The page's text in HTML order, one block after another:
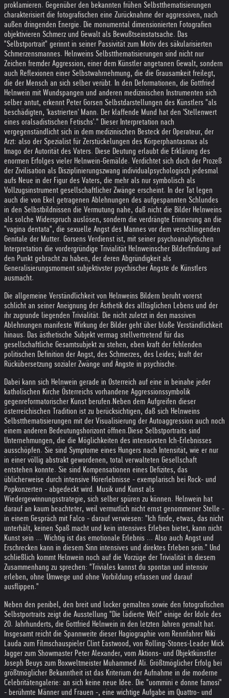
proklamieren. Gegenüber den bekannten frühen Selbstthematisierungen
charakterisiert die fotografischen eine Zurücknahme der aggressiven, nach
außen dringenden Energie. Die monumental dimensionierten Fotografien
objektivieren Schmerz und Gewalt als Bewußtseinstatsache. Das
"Selbstportrait" gerinnt in seiner Passivität zum Motiv des säkularisierten
Schmerzensmannes. Helnweins Selbstthematisierungen sind nicht nur
Zeichen fremder Aggression, einer dem Künstler angetanen Gewalt, sondern
auch Reflexionen einer Selbstwahrnehmung, die die Grausamkeit freilegt,
die der Mensch an sich selber verübt. In den Deformationen, die Gottfried
Helnwein mit Wundspangen und anderen medizinischen Instrumenten sich
selber antut, erkennt Peter Gorsen Selbstdarstellungen des Künstlers "als
beschädigten, 'kastrierten' Mann. Der klaffende Mund hat den 'Stellenwert
eines oralsadistischen Fetischs'." Dieser Interpretation nach
vergegenständlicht sich in dem medizinischen Besteck der Operateur, der
Arzt: also der Spezialist für Zerstückelungen des Körperphantasmas als
Imago der Autorität des Vaters. Diese Deutung erlaubt die Erklärung des
enormen Erfolges vieler Helnwein-Gemälde. Verdichtet sich doch der Prozeß
der Zivilisation als Disziplinierungszwang individualpsychologisch jedesmal
aufs Neue in der Figur des Vaters, die mehr als nur symbolisch als
Vollzugsinstrument gesellschaftlicher Zwänge erscheint. In der Tat legen
auch die von Ekel getragenen Ablehnungen des aufgespannten Schlundes
in den Selbstbildnissen die Vermutung nahe, daß nicht die Bilder Helnweins
als solche Widerspruch auslösen, sondern die verdrängte Erinnerung an die
"vagina dentata", die sexuelle Angst des Mannes vor dem verschlingenden
Genitale der Mutter. Gorsens Verdienst ist, mit seiner psychoanalytischen
Interpretation die vordergründige Trivialität Helnweinscher Bilderfindung auf
den Punkt gebracht zu haben, der deren Abgründigkeit als
Generalisierungsmoment subjektivster psychischer Ängste de Künstlers
ausmacht.
Die allgemeine Verständlichkeit von Helnweins Bildern beruht vorerst
schlicht an seiner Aneignung der Ästhetik des alltäglichen Lebens und der
ihr zugrunde liegenden Trivialität. Die nicht zuletzt in den massiven
Ablehnungen manifeste Wirkung der Bilder geht über bloße Verständlichkeit
hinaus. Das ästhetische Subjekt vermag stellvertretend für das
gesellschaftliche Gesamtsubjekt zu stehen, eben kraft der fehlenden
politischen Definition der Angst, des Schmerzes, des Leides; kraft der
Rückübersetzung sozialer Zwänge und Ängste in psychische.
Dabei kann sich Helnwein gerade in Osterreich auf eine in beinahe jeder
katholischen Kirche Österreichs vorhandene Aggressionssymbolik
gegenreformatorischer Kunst berufen.Neben dem Aufgreifen dieser
österreichischen Tradition ist zu berücksichtigen, daß sich Helnweins
Selbstthematisierungen mit der Visualisierung der Autoaggression auch noch
einem anderen Bedeutungshorizont öffnen. Diese Selbstportraits sind
Unternehmungen, die die Möglichkeiten des intensivsten Ich-Erlebnisses
ausschöpfen. Sie sind Symptome eines Hungers nach Intensität, wie er nur
in einer völlig abstrakt gewordenen, total verwalteten Gesellschaft
entstehen konnte. Sie sind Kompensationen eines Defizites, das
üblicherweise durch intensive Hörerlebnisse - exemplarisch bei Rock- und
Popkonzerten - abgedeckt wird. Musik und Kunst als
Wiedergewinnungsstrategie, sich selber spüren zu können. Helnwein hat
darauf an kaum beachteter, weil vermutlich nicht ernst genommener Stelle -
in einem Gespräch mit Falco - darauf verwiesen: "Ich finde, etwas, das nicht
unterhält, keinen Spaß macht und kein intensives Erleben bietet, kann nicht
Kunst sein ... Wichtig ist das emotionale Erlebnis ... Also auch Angst und
Erschrecken kann in diesem Sinn intensives und direktes Erleben sein." Und
schließlich kommt Helnwein noch auf die Vorzüge der Trivialität in diesem
Zusammenhang zu sprechen: "Triviales kannst du spontan und intensiv
erleben, ohne Umwege und ohne Vorbildung erfassen und darauf
ausflippen."
Neben den penibel, den breit und locker gemalten sowie den fotografischen
Selbstportraits zeigt die Ausstellung "Die lädierte Welt" einige der Idole des
20. Jahrhunderts, die Gottfried Helnwein in den letzten Jahren gemalt hat.
Insgesamt reicht die Spannweite dieser Hagiographie vom Rennfahrer Niki
Lauda zum Filmschauspieler Clint Eastwood, von Rolling-Stones-Leader Mick
Jagger zum Showmaster Peter Alexander, vom Aktions- und Objektkünstler
Joseph Beuys zum Boxweltmeister Muhammed Ali. Größtmöglicher Erfolg bei
größtmöglicher Bekanntheit ist das Kriterium der Aufnahme in die moderne
Celebritätengalerie: an sich keine neue Idee. Die "uommini e donne famosi"
- berühmte Männer und Frauen -, eine wichtige Aufgabe im Quattro- und